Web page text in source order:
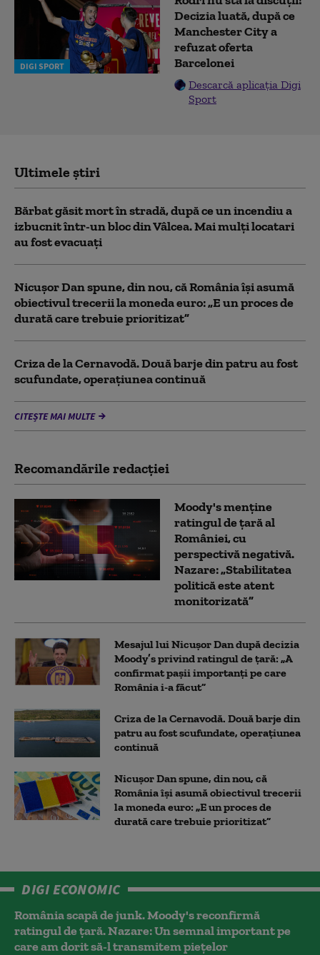
DIGI SPORT
Decizia luată, după ce
Manchester City a
refuzat oferta
Barcelonei
Descarcă aplicația Digi
Sport
Ultimele știri
Bărbat găsit mort în stradă, după ce un incendiu a
izbucnit într-un bloc din Vâlcea. Mai mulți locatari
au fost evacuați
Nicușor Dan spune, din nou, că România își asumă
obiectivul trecerii la moneda euro: „E un proces de
durată care trebuie prioritizat”
Criza de la Cernavodă. Două barje din patru au fost
scufundate, operațiunea continuă
CITEȘTE MAI MULTE
Recomandările redacţiei
Moody's menține
ratingul de țară al
României, cu
perspectivă negativă.
Nazare: „Stabilitatea
politică este atent
monitorizată”
Mesajul lui Nicușor Dan după decizia
Moody’s privind ratingul de țară: „A
confirmat pașii importanți pe care
România i-a făcut”
Criza de la Cernavodă. Două barje din
patru au fost scufundate, operațiunea
continuă
Nicușor Dan spune, din nou, că
România își asumă obiectivul trecerii
la moneda euro: „E un proces de
durată care trebuie prioritizat”
DIGI ECONOMIC
România scapă de junk. Moody's reconfirmă
ratingul de țară. Nazare: Un semnal important pe
care am dorit să-l transmitem piețelor